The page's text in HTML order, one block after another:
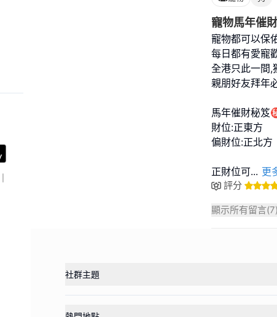
寵物馬年催
寵物都可以保
每日都有愛寵
全港只此一間,
親朋好友拜年
馬年催財秘笈
財位:正東方
偏財位:正北方
正財位可... 更
評分
顯示所有留言(7
社群主題